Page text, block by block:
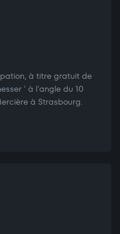
à titre gratuit de
' à l'angle du 10
à Strasbourg.